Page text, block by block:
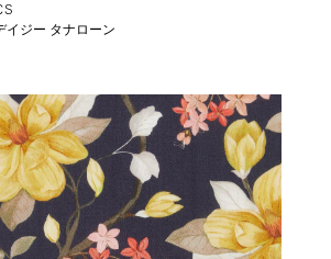
イジー タナローン